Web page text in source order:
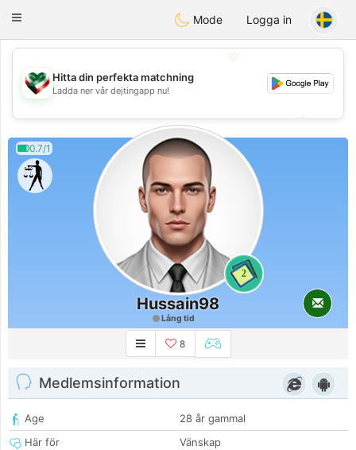
KuwaitChat
Toggle
Mode Logga in
💖
💕
💕
Hitta din perfekta matchning
Ladda ner vår dejtingapp nu!
0.7/1
2
Hussain98
Lång tid
8
Medlemsinformation
Age
28 år gammal
Här för
Vänskap